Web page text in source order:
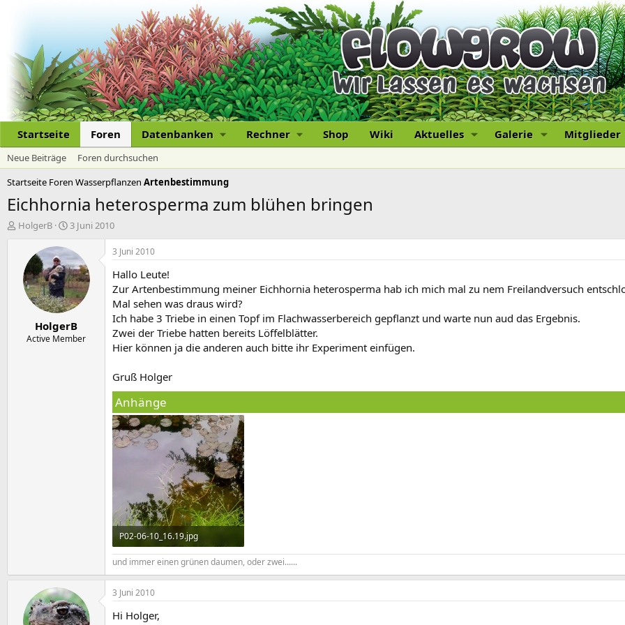
Startseite Foren Datenbanken Rechner Shop Wiki Aktuelles Galerie Mitglieder
Neue Beiträge
Foren durchsuchen
Startseite Foren Wasserpflanzen Artenbestimmung
Eichhornia heterosperma zum blühen bringen
E
HolgerB
E
s
t
e
l
l
t
a
m
3 Juni 2010
HolgerB
Active Member
3 Juni 2010
Hallo Leute!
Zur Artenbestimmung meiner Eichhornia heterosperma hab ich mich mal zu nem Freilandversuch
Mal sehen was draus wird?
Ich habe 3 Triebe in einen Topf im Flachwasserbereich gepflanzt und warte nun aud das Ergebnis.
Zwei der Triebe hatten bereits Löffelblätter.
Hier können ja die anderen auch bitte ihr Experiment einfügen.
Gruß Holger
Anhänge
P02-06-10_16.19.jpg
115,6 KB · Aufrufe: 1.583
und immer einen grünen daumen, oder zwei......
3 Juni 2010
Hi Holger,